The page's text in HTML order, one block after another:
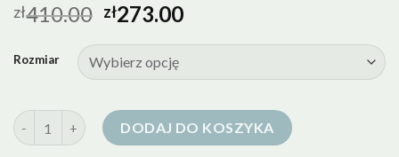
zł410.00 zł273.00
Rozmiar
ilość kurtka puchowa damska sportowa
DODAJ DO KOSZYKA